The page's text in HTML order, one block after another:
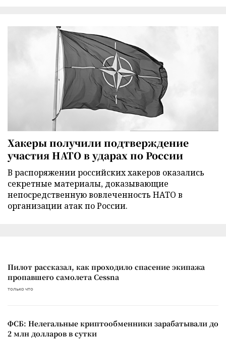
Хакеры получили подтверждение
участия НАТО в ударах по России
В распоряжении российских хакеров оказались
секретные материалы, доказывающие
непосредственную вовлеченность НАТО в
организации атак по России.
Пилот рассказал, как проходило спасение экипажа
пропавшего самолета Cessna
только что
ФСБ: Нелегальные криптообменники зарабатывали до
2 млн долларов в сутки